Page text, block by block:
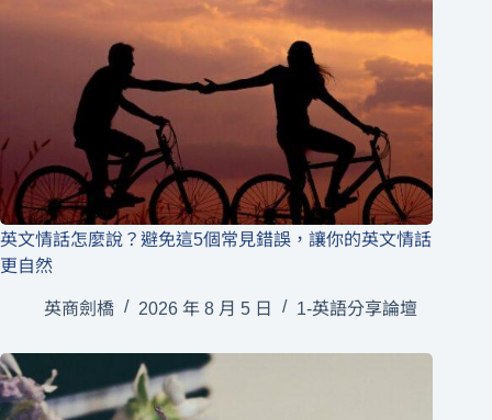
英文情話怎麼說？避免這5個常見錯誤，讓你的英文情話
更自然
英商劍橋 2026 年 8 月 5 日 1-英語分享論壇